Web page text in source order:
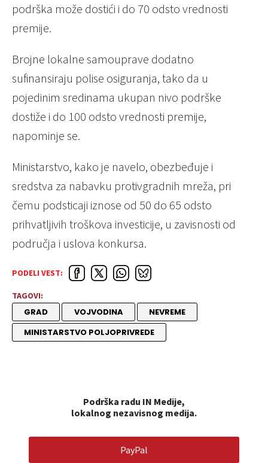
podrška može dostići i do 70 odsto vrednosti
premije.
Brojne lokalne samouprave dodatno
sufinansiraju polise osiguranja, tako da u
pojedinim sredinama ukupan nivo podrške
dostiže i do 100 odsto vrednosti premije,
napominje se.
Ministarstvo, kako je navelo, obezbeđuje i
sredstva za nabavku protivgradnih mreža, pri
čemu podsticaji iznose od 50 do 65 odsto
prihvatljivih troškova investicije, u zavisnosti od
područja i uslova konkursa.
PODELI VEST:
TAGOVI:
GRAD VOJVODINA
NEVREME
MINISTARSTVO POLJOPRIVREDE
Podrška radu IN Medije,
lokalnog nezavisnog medija.
PayPal